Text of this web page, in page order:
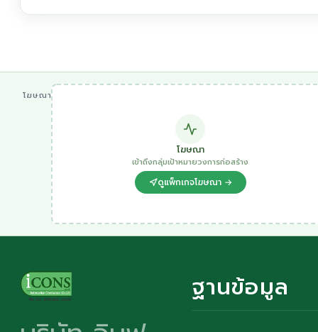
โฆษณา
โฆษณา
เข้าถึงกลุ่มเป้าหมายวงการก่อสร้าง
ดูแพ็กเกจโฆษณา →
ฐานข้อมูล